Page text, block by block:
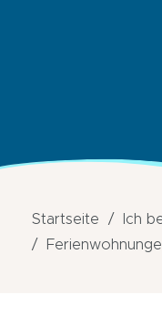
Startseite Ich